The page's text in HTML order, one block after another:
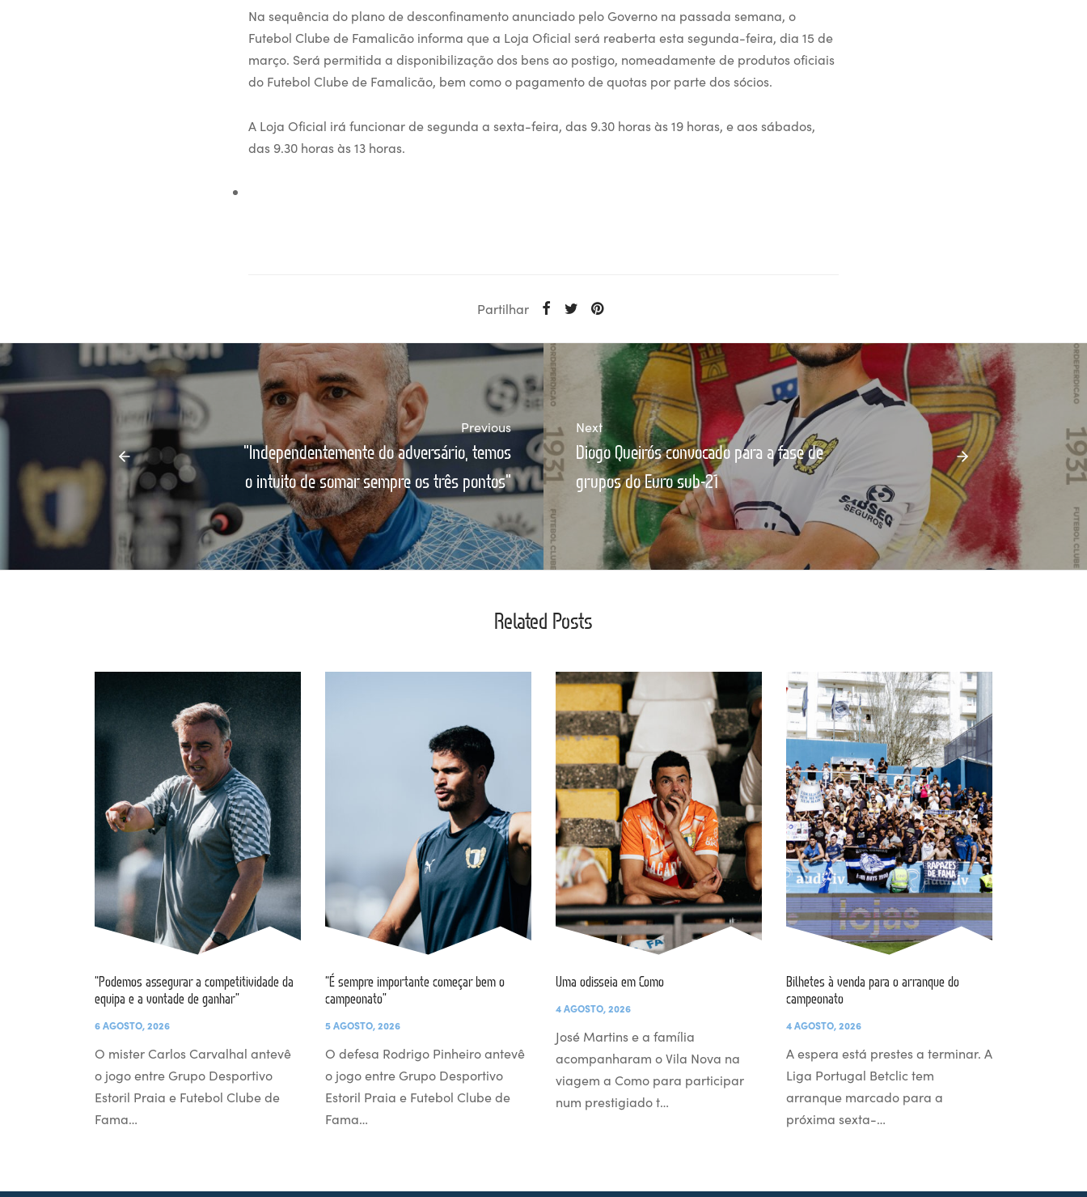
Na sequência do plano de desconfinamento anunciado pelo Governo na passada semana, o
Futebol Clube de Famalicão informa que a Loja Oficial será reaberta esta segunda-feira, dia 15 de
março. Será permitida a disponibilização dos bens ao postigo, nomeadamente de produtos oficiais
do Futebol Clube de Famalicão, bem como o pagamento de quotas por parte dos sócios.
A Loja Oficial irá funcionar de segunda a sexta-feira, das 9.30 horas às 19 horas, e aos sábados,
das 9.30 horas às 13 horas.
Partilhar
Previous
"Independentemente do adversário, temos
o intuito de somar sempre os três pontos"
Next
Diogo Queirós convocado para a fase de
grupos do Euro sub-21
Related Posts
“Podemos assegurar a competitividade da
equipa e a vontade de ganhar”
6 AGOSTO, 2026
O mister Carlos Carvalhal antevê
o jogo entre Grupo Desportivo
Estoril Praia e Futebol Clube de
Fama…
“É sempre importante começar bem o
campeonato”
5 AGOSTO, 2026
O defesa Rodrigo Pinheiro antevê
o jogo entre Grupo Desportivo
Estoril Praia e Futebol Clube de
Fama…
Uma odisseia em Como
4 AGOSTO, 2026
José Martins e a família
acompanharam o Vila Nova na
viagem a Como para participar
num prestigiado t…
Bilhetes à venda para o arranque do
campeonato
4 AGOSTO, 2026
A espera está prestes a terminar. A
Liga Portugal Betclic tem
arranque marcado para a
próxima sexta-…